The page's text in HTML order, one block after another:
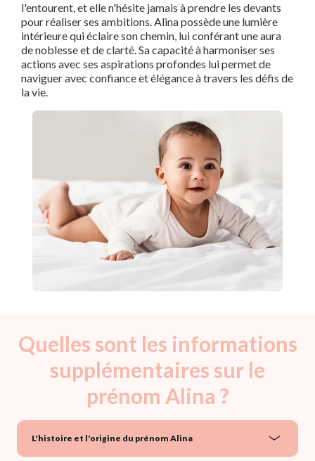
l'entourent, et elle n'hésite jamais à prendre les devants
pour réaliser ses ambitions. Alina possède une lumière
intérieure qui éclaire son chemin, lui conférant une aura
de noblesse et de clarté. Sa capacité à harmoniser ses
actions avec ses aspirations profondes lui permet de
naviguer avec confiance et élégance à travers les défis de
la vie.
Quelles sont les informations
supplémentaires sur le
prénom Alina ?
L'histoire et l'origine du prénom Alina